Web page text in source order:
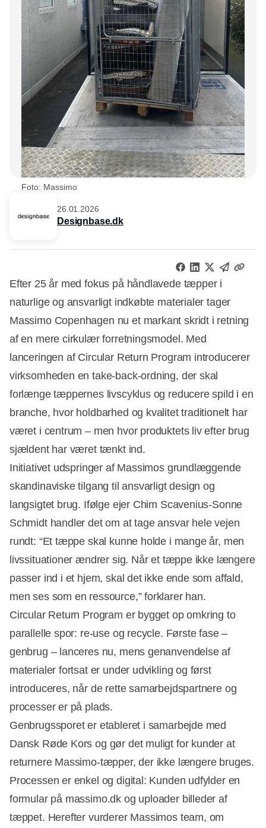
Foto: Massimo
26.01.2026
Designbase.dk
Efter 25 år med fokus på håndlavede tæpper i
naturlige og ansvarligt indkøbte materialer tager
Massimo Copenhagen nu et markant skridt i retning
af en mere cirkulær forretningsmodel. Med
lanceringen af Circular Return Program introducerer
virksomheden en take-back-ordning, der skal
forlænge tæppernes livscyklus og reducere spild i en
branche, hvor holdbarhed og kvalitet traditionelt har
været i centrum – men hvor produktets liv efter brug
sjældent har været tænkt ind.
Initiativet udspringer af Massimos grundlæggende
skandinaviske tilgang til ansvarligt design og
langsigtet brug. Ifølge ejer Chim Scavenius-Sonne
Schmidt handler det om at tage ansvar hele vejen
rundt: “Et tæppe skal kunne holde i mange år, men
livssituationer ændrer sig. Når et tæppe ikke længere
passer ind i et hjem, skal det ikke ende som affald,
men ses som en ressource,” forklarer han.
Annonce
Circular Return Program er bygget op omkring to
parallelle spor: re-use og recycle. Første fase –
genbrug – lanceres nu, mens genanvendelse af
materialer fortsat er under udvikling og først
introduceres, når de rette samarbejdspartnere og
processer er på plads.
Genbrugssporet er etableret i samarbejde med
Dansk Røde Kors og gør det muligt for kunder at
returnere Massimo-tæpper, der ikke længere bruges.
Processen er enkel og digital: Kunden udfylder en
formular på massimo.dk og uploader billeder af
tæppet. Herefter vurderer Massimos team, om